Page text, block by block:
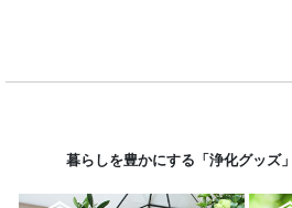
暮らしを豊かにする「浄化グッズ